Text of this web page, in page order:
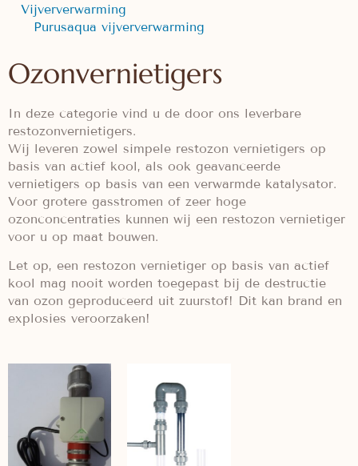
Vijververwarming
Purusaqua vijververwarming
Ozonvernietigers
In deze categorie vind u de door ons leverbare
restozonvernietigers.
Wij leveren zowel simpele restozon vernietigers op
basis van actief kool, als ook geavanceerde
vernietigers op basis van een verwarmde katalysator.
Voor grotere gasstromen of zeer hoge
ozonconcentraties kunnen wij een restozon vernietiger
voor u op maat bouwen.
Let op, een restozon vernietiger op basis van actief
kool mag nooit worden toegepast bij de destructie
van ozon geproduceerd uit zuurstof! Dit kan brand en
explosies veroorzaken!